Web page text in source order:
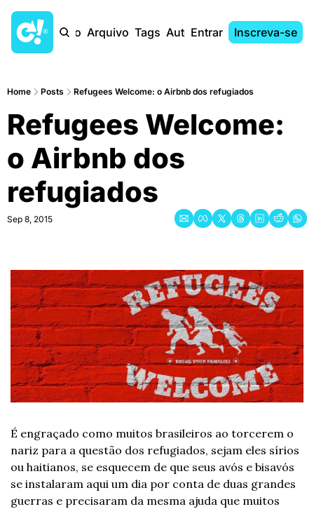
Início Arquivo Tags AutoresEntrar Inscreva-se
Home Posts Refugees Welcome: o Airbnb dos refugiados
Refugees Welcome:
o Airbnb dos
refugiados
Sep 8, 2015
É engraçado como muitos brasileiros ao torcerem o
nariz para a questão dos refugiados, sejam eles sírios
ou haitianos, se esquecem de que seus avós e bisavós
se instalaram aqui um dia por conta de duas grandes
guerras e precisaram da mesma ajuda que muitos